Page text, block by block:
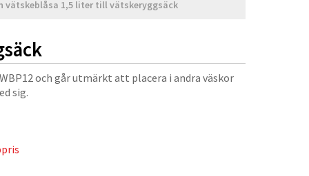
vätskeblåsa 1,5 liter till vätskeryggsäck
och går utmärkt att placera i andra väskor
sig.